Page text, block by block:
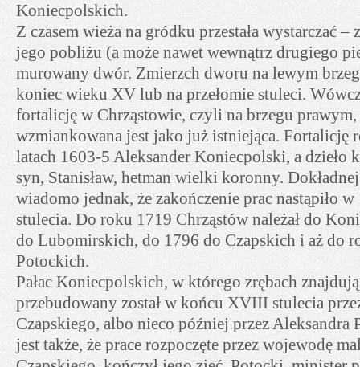
Koniecpolskich.
Z czasem wieża na gródku przestała wystarczać
jego pobliżu (a może nawet wewnątrz drugiego
murowany dwór. Zmierzch dworu na lewym
koniec wieku XV lub na przełomie stuleci.
fortalicję w Chrząstowie, czyli na brzegu
wzmiankowana jest jako już istniejąca. Fortalicję
latach 1603-5 Aleksander Koniecpolski, a dzieło
syn, Stanisław, hetman wielki koronny.
wiadomo jednak, że zakończenie prac nastąpiło
stulecia. Do roku 1719 Chrząstów należał do
do Lubomirskich, do 1796 do Czapskich i aż do
Potockich.
Pałac Koniecpolskich, w którego zrębach
przebudowany został w końcu XVIII stulecia
Czapskiego, albo nieco później przez
jest także, że prace rozpoczęte przez wojewodę